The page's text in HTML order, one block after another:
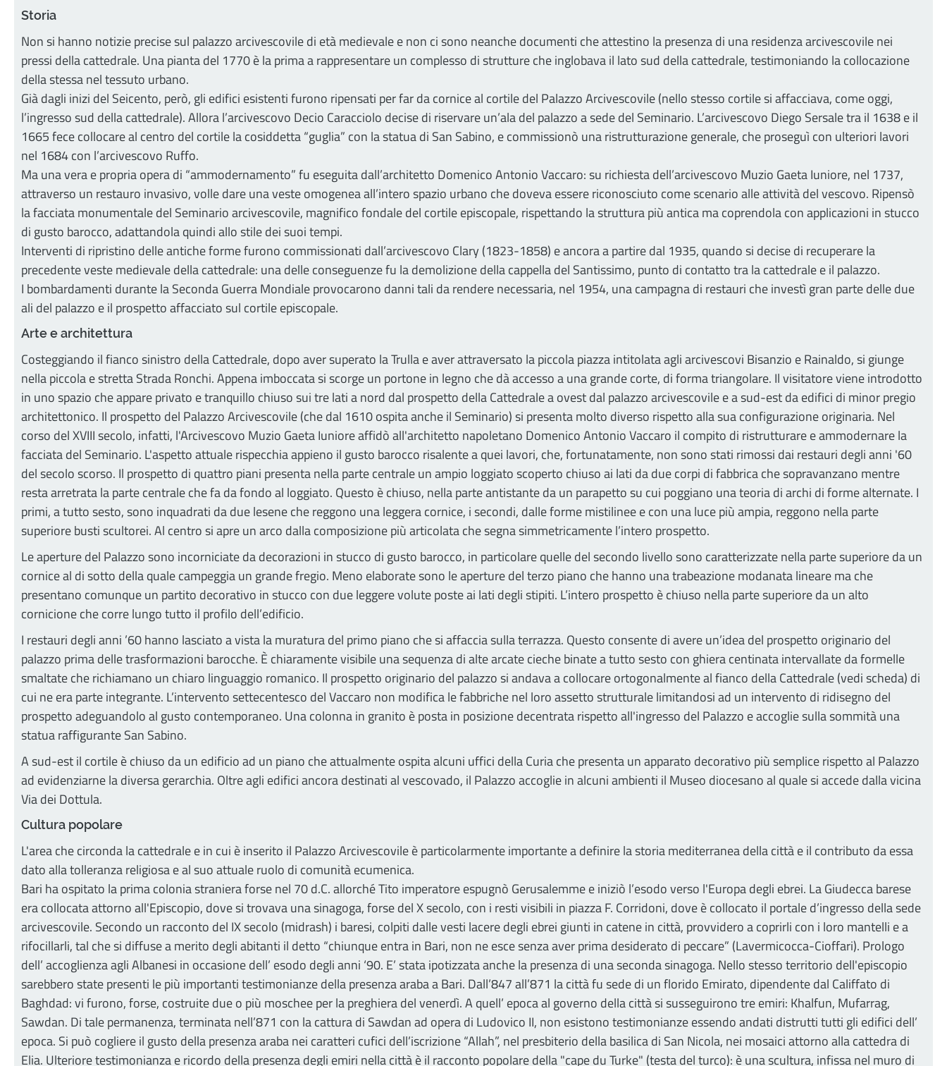
Storia
Non si hanno notizie precise sul palazzo arcivescovile di età medievale e non ci sono neanche documenti che attestino la presenza di una residenza arcivescovile nei
pressi della cattedrale. Una pianta del 1770 è la prima a rappresentare un complesso di strutture che inglobava il lato sud della cattedrale, testimoniando la collocazione
della stessa nel tessuto urbano.
Già dagli inizi del Seicento, però, gli edifici esistenti furono ripensati per far da cornice al cortile del Palazzo Arcivescovile (nello stesso cortile si affacciava, come oggi,
l’ingresso sud della cattedrale). Allora l’arcivescovo Decio Caracciolo decise di riservare un’ala del palazzo a sede del Seminario. L’arcivescovo Diego Sersale tra il 1638 e il
1665 fece collocare al centro del cortile la cosiddetta “guglia” con la statua di San Sabino, e commissionò una ristrutturazione generale, che proseguì con ulteriori lavori
nel 1684 con l’arcivescovo Ruffo.
Ma una vera e propria opera di “ammodernamento” fu eseguita dall’architetto Domenico Antonio Vaccaro: su richiesta dell’arcivescovo Muzio Gaeta Iuniore, nel 1737,
attraverso un restauro invasivo, volle dare una veste omogenea all’intero spazio urbano che doveva essere riconosciuto come scenario alle attività del vescovo. Ripensò
la facciata monumentale del Seminario arcivescovile, magnifico fondale del cortile episcopale, rispettando la struttura più antica ma coprendola con applicazioni in stucco
di gusto barocco, adattandola quindi allo stile dei suoi tempi.
Interventi di ripristino delle antiche forme furono commissionati dall’arcivescovo Clary (1823-1858) e ancora a partire dal 1935, quando si decise di recuperare la
precedente veste medievale della cattedrale: una delle conseguenze fu la demolizione della cappella del Santissimo, punto di contatto tra la cattedrale e il palazzo.
I bombardamenti durante la Seconda Guerra Mondiale provocarono danni tali da rendere necessaria, nel 1954, una campagna di restauri che investì gran parte delle due
ali del palazzo e il prospetto affacciato sul cortile episcopale.
Arte e architettura
Costeggiando il fianco sinistro della Cattedrale, dopo aver superato la Trulla e aver attraversato la piccola piazza intitolata agli arcivescovi Bisanzio e Rainaldo, si giunge
nella piccola e stretta Strada Ronchi. Appena imboccata si scorge un portone in legno che dà accesso a una grande corte, di forma triangolare. Il visitatore viene introdotto
in uno spazio che appare privato e tranquillo chiuso sui tre lati a nord dal prospetto della Cattedrale a ovest dal palazzo arcivescovile e a sud-est da edifici di minor pregio
architettonico. Il prospetto del Palazzo Arcivescovile (che dal 1610 ospita anche il Seminario) si presenta molto diverso rispetto alla sua configurazione originaria. Nel
corso del XVIII secolo, infatti, l'Arcivescovo Muzio Gaeta Iuniore affidò all'architetto napoletano Domenico Antonio Vaccaro il compito di ristrutturare e ammodernare la
facciata del Seminario. L'aspetto attuale rispecchia appieno il gusto barocco risalente a quei lavori, che, fortunatamente, non sono stati rimossi dai restauri degli anni '60
del secolo scorso. Il prospetto di quattro piani presenta nella parte centrale un ampio loggiato scoperto chiuso ai lati da due corpi di fabbrica che sopravanzano mentre
resta arretrata la parte centrale che fa da fondo al loggiato. Questo è chiuso, nella parte antistante da un parapetto su cui poggiano una teoria di archi di forme alternate. I
primi, a tutto sesto, sono inquadrati da due lesene che reggono una leggera cornice, i secondi, dalle forme mistilinee e con una luce più ampia, reggono nella parte
superiore busti scultorei. Al centro si apre un arco dalla composizione più articolata che segna simmetricamente l’intero prospetto.
Le aperture del Palazzo sono incorniciate da decorazioni in stucco di gusto barocco, in particolare quelle del secondo livello sono caratterizzate nella parte superiore da un
cornice al di sotto della quale campeggia un grande fregio. Meno elaborate sono le aperture del terzo piano che hanno una trabeazione modanata lineare ma che
presentano comunque un partito decorativo in stucco con due leggere volute poste ai lati degli stipiti. L’intero prospetto è chiuso nella parte superiore da un alto
cornicione che corre lungo tutto il profilo dell’edificio.
I restauri degli anni ’60 hanno lasciato a vista la muratura del primo piano che si affaccia sulla terrazza. Questo consente di avere un’idea del prospetto originario del
palazzo prima delle trasformazioni barocche. È chiaramente visibile una sequenza di alte arcate cieche binate a tutto sesto con ghiera centinata intervallate da formelle
smaltate che richiamano un chiaro linguaggio romanico. Il prospetto originario del palazzo si andava a collocare ortogonalmente al fianco della Cattedrale (vedi scheda) di
cui ne era parte integrante. L’intervento settecentesco del Vaccaro non modifica le fabbriche nel loro assetto strutturale limitandosi ad un intervento di ridisegno del
prospetto adeguandolo al gusto contemporaneo. Una colonna in granito è posta in posizione decentrata rispetto all'ingresso del Palazzo e accoglie sulla sommità una
statua raffigurante San Sabino.
A sud-est il cortile è chiuso da un edificio ad un piano che attualmente ospita alcuni uffici della Curia che presenta un apparato decorativo più semplice rispetto al Palazzo
ad evidenziarne la diversa gerarchia. Oltre agli edifici ancora destinati al vescovado, il Palazzo accoglie in alcuni ambienti il Museo diocesano al quale si accede dalla vicina
Via dei Dottula.
Cultura popolare
L'area che circonda la cattedrale e in cui è inserito il Palazzo Arcivescovile è particolarmente importante a definire la storia mediterranea della città e il contributo da essa
dato alla tolleranza religiosa e al suo attuale ruolo di comunità ecumenica.
Bari ha ospitato la prima colonia straniera forse nel 70 d.C. allorché Tito imperatore espugnò Gerusalemme e iniziò l’esodo verso l'Europa degli ebrei. La Giudecca barese
era collocata attorno all'Episcopio, dove si trovava una sinagoga, forse del X secolo, con i resti visibili in piazza F. Corridoni, dove è collocato il portale d’ingresso della sede
arcivescovile. Secondo un racconto del IX secolo (midrash) i baresi, colpiti dalle vesti lacere degli ebrei giunti in catene in città, provvidero a coprirli con i loro mantelli e a
rifocillarli, tal che si diffuse a merito degli abitanti il detto “chiunque entra in Bari, non ne esce senza aver prima desiderato di peccare” (Lavermicocca-Cioffari). Prologo
dell’ accoglienza agli Albanesi in occasione dell’ esodo degli anni ‘90. E’ stata ipotizzata anche la presenza di una seconda sinagoga. Nello stesso territorio dell'episcopio
sarebbero state presenti le più importanti testimonianze della presenza araba a Bari. Dall’847 all’871 la città fu sede di un florido Emirato, dipendente dal Califfato di
Baghdad: vi furono, forse, costruite due o più moschee per la preghiera del venerdì. A quell’ epoca al governo della città si susseguirono tre emiri: Khalfun, Mufarrag,
Sawdan. Di tale permanenza, terminata nell’871 con la cattura di Sawdan ad opera di Ludovico II, non esistono testimonianze essendo andati distrutti tutti gli edifici dell’
epoca. Si può cogliere il gusto della presenza araba nei caratteri cufici dell’iscrizione “Allah”, nel presbiterio della basilica di San Nicola, nei mosaici attorno alla cattedra di
Elia. Ulteriore testimonianza e ricordo della presenza degli emiri nella città è il racconto popolare della "cape du Turke" (testa del turco): è una scultura, infissa nel muro di